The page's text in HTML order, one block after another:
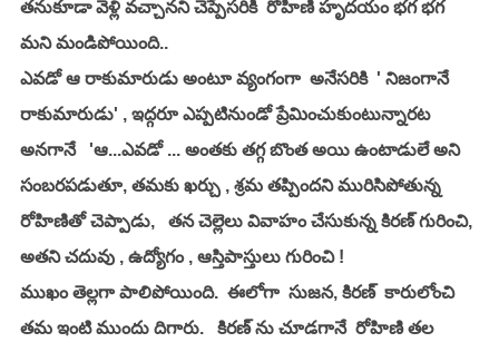
తనుకూడా వెళ్లి వచ్చానని చెప్పేసరికి  రోహిణి హృదయం భగ భగ
మని మండిపోయింది..
ఎవడో ఆ రాకుమారుడు అంటూ వ్యంగంగా  అనేసరికి  ' నిజంగానే
రాకుమారుడు' , ఇద్గరూ ఎప్పటినుండో ప్రేమించుకుంటున్నారట
అనగానే   'ఆ...ఎవడో ... అంతకు తగ్గ బొంత అయి ఉంటాడులే అని
సంబరపడుతూ, తమకు ఖర్చు , శ్రమ తప్పిందని మురిసిపోతున్న
రోహిణితో చెప్పాడు,   తన చెల్లెలు వివాహం చేసుకున్న కిరణ్ గురించి,
అతని చదువు , ఉద్యోగం , ఆస్తిపాస్తులు గురించి !
ముఖం తెల్లగా పాలిపోయింది.  ఈలోగా  సుజన, కిరణ్  కారులోంచి
తమ ఇంటి ముందు దిగారు.   కిరణ్ ను చూడగానే  రోహిణి తల